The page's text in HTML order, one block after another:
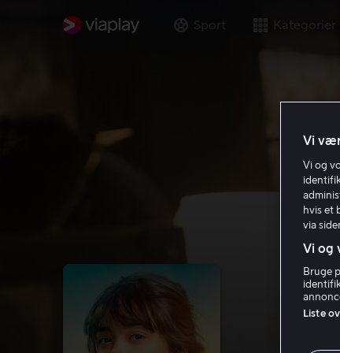
Sport Kategorier
Vi
Vi og
hvis et
via
Vi og
Bruge
Liste